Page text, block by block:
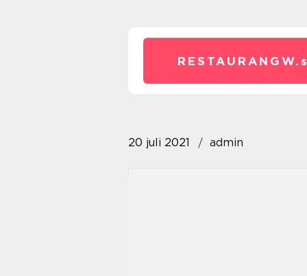
RESTAURANGW.
20 juli 2021 admin